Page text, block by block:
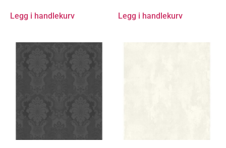
Legg i handlekurv Legg i handlekurv